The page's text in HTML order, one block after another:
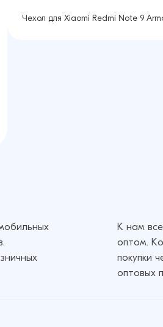
Чехол для Xiaomi Redmi Note 9
К нам
оптом.
покупки
оптовых